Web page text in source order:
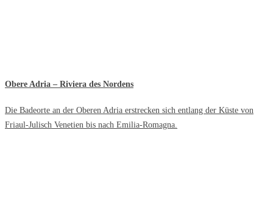
Obere Adria – Riviera des Nordens
Die Badeorte an der Oberen Adria erstrecken sich entlang der Küste von
Friaul-Julisch Venetien bis nach Emilia-Romagna.